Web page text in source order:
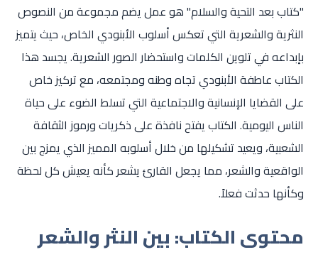
"كتاب بعد التحية والسلام" هو عمل يضم مجموعة من النصوص
النثرية والشعرية التي تعكس أسلوب الأبنودي الخاص، حيث يتميز
بإبداعه في تلوين الكلمات واستحضار الصور الشعرية. يجسد هذا
الكتاب عاطفة الأبنودي تجاه وطنه ومجتمعه، مع تركيز خاص
على القضايا الإنسانية والاجتماعية التي تسلط الضوء على حياة
الناس اليومية. الكتاب يفتح نافذة على ذكريات ورموز الثقافة
الشعبية، ويعيد تشكيلها من خلال أسلوبه المميز الذي يمزج بين
الواقعية والشعر، مما يجعل القارئ يشعر كأنه يعيش كل لحظة
وكأنها حدثت فعلاً.
محتوى الكتاب: بين النثر والشعر